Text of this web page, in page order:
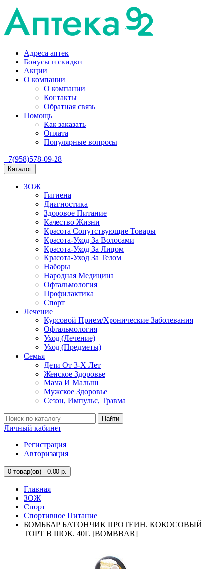
Адреса аптек
Бонусы и скидки
Акции
О компании
О компании
Контакты
Обратная связь
Помощь
Как заказать
Оплата
Популярные вопросы
+7(958)578-09-28
Каталог
ЗОЖ
Гигиена
Диагностика
Здоровое Питание
Качество Жизни
Красота Сопутствующие Товары
Красота-Уход За Волосами
Красота-Уход За Лицом
Красота-Уход За Телом
Наборы
Народная Медицина
Офтальмология
Профилактика
Спорт
Лечение
Курсовой Прием/Хронические Заболевания
Офтальмология
Уход (Лечение)
Уход (Предметы)
Семья
Дети От 3-Х Лет
Женское Здоровье
Мама И Малыш
Мужское Здоровье
Сезон, Импульс, Травма
Найти
Личный кабинет
Регистрация
Авторизация
0 товар(ов) - 0.00 р.
Главная
ЗОЖ
Спорт
Спортивное Питание
БОМББАР БАТОНЧИК ПРОТЕИН. КОКОСОВЫЙ
ТОРТ В ШОК. 40Г. [BOMBBAR]